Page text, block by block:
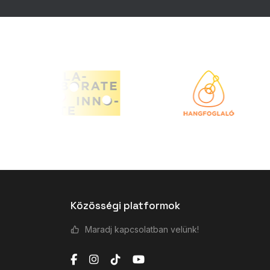
Közösségi platformok
Maradj kapcsolatban velünk!